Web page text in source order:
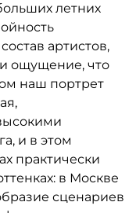
летних
артистов,
ощущение, что
наш портрет
и в этом
практически
в Москве
сценариев